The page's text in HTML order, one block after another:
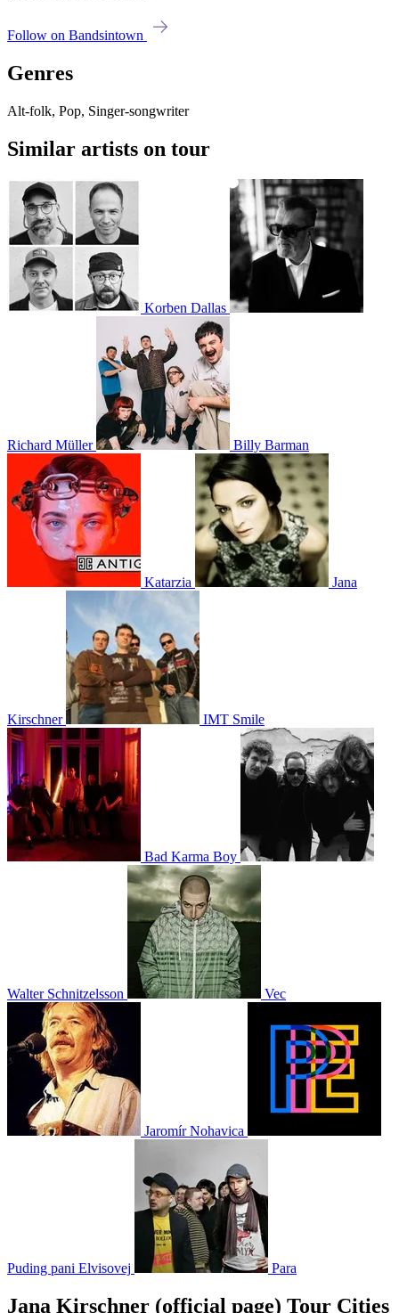
Follow on Bandsintown
Genres
Alt-folk, Pop, Singer-songwriter
Similar artists on tour
Korben Dallas
Richard Müller Billy Barman
Katarzia Jana
Kirschner IMT Smile
Bad Karma Boy
Walter Schnitzelsson Vec
Jaromír Nohavica
Puding pani Elvisovej Para
Jana Kirschner (official page) Tour Cities